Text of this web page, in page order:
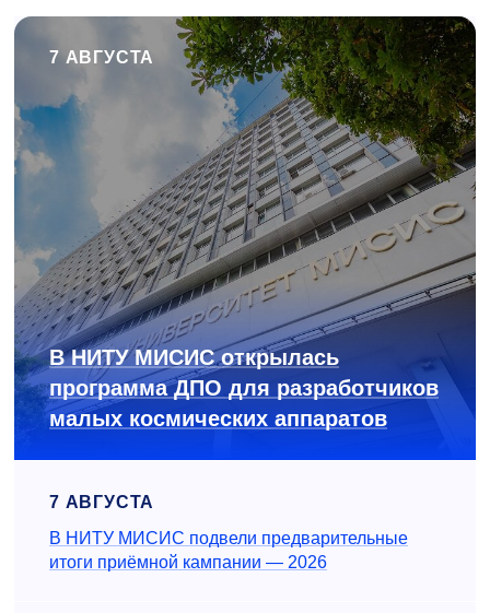
7 АВГУСТА
В НИТУ МИСИС открылась
программа ДПО для разработчиков
малых космических аппаратов
7 АВГУСТА
В НИТУ МИСИС подвели предварительные
итоги приёмной кампании — 2026